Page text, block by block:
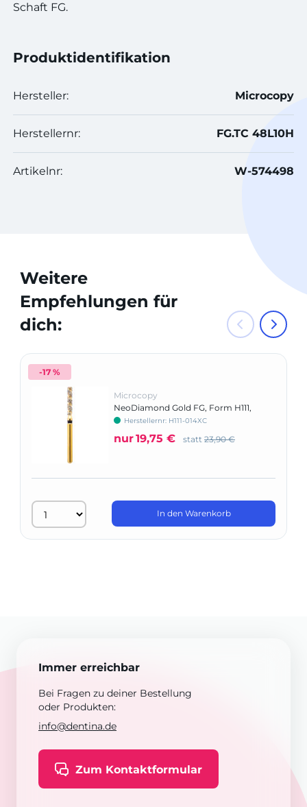
Schaft FG.
Produktidentifikation
Hersteller: Microcopy
Herstellernr: FG.TC 48L10H
Artikelnr: W-574498
Weitere
Empfehlungen für
dich:
-17 %
Microcopy
NeoDiamond Gold FG, Form H111,
NeoSpiral, Zylinder flach
Herstellernr: H111-014XC
nur19,75 € statt 23,90 €
In den Warenkorb
Immer erreichbar
Bei Fragen zu deiner Bestellung
oder Produkten:
info@dentina.de
Zum Kontaktformular